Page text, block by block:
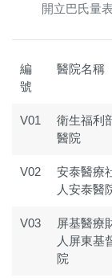
開立巴氏量
編
號
醫院名稱
V01
衛生福利
醫院
V02
安泰醫療
人安泰醫
V03
屏基醫療
人屏東基
院